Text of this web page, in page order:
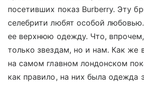
посетивших показ Burberry. Эту
селебрити любят особой
ее верхнюю одежду. Что,
только звездам, но и нам. Как же
на самом главном лондонском
как правило, на них была одежда